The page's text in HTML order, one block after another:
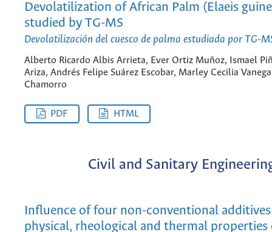
Devolatilization of African Palm (Elaeis
studied by TG-MS
Devolatilización del cuesco de palma estudiada por TG-
Alberto Ricardo Albis Arrieta, Ever Ortiz Muñoz, Ismael
Ariza, Andrés Felipe Suárez Escobar, Marley Cecilia
Chamorro
PDF HTML
Civil and Sanitary
Influence of four non-conventional
physical, rheological and thermal properties